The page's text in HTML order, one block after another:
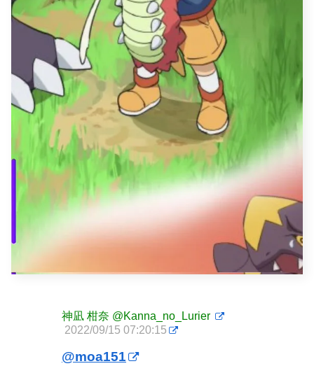
神凪 柑奈 @Kanna_no_Lurier
2022/09/15 07:20:15
@moa151